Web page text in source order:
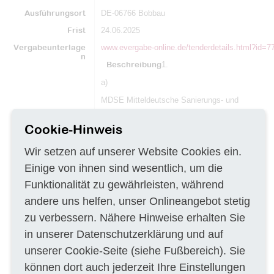
Ausführungsort
DE-06766 Bobbau
Frist
24.06.2025
Vergabeunterlage
n
www.evergabe-online.de/
Beschreibung1.
a)
MDSE Mitteldeutsche Sanierungs- und
Greppiner Str. 25, OT Wolfen
06766 Bitterfeld-Wolfen
Telefon: +49 3494 6656157
Telefax: +49 3494 6656104
E-Mail: kansy@mdse.de
Internet:www.mdse.de
b) Zuschlag erteilende Stelle
Wie Hauptauftraggeber siehe a).
Cookie-Hinweis
Wir setzen auf unserer Website Cookies ein.
Einige von ihnen sind wesentlich, um die
Funktionalität zu gewährleisten, während
andere uns helfen, unser Onlineangebot stetig
zu verbessern. Nähere Hinweise erhalten Sie
in unserer Datenschutzerklärung und auf
unserer Cookie-Seite (siehe Fußbereich). Sie
können dort auch jederzeit Ihre Einstellungen